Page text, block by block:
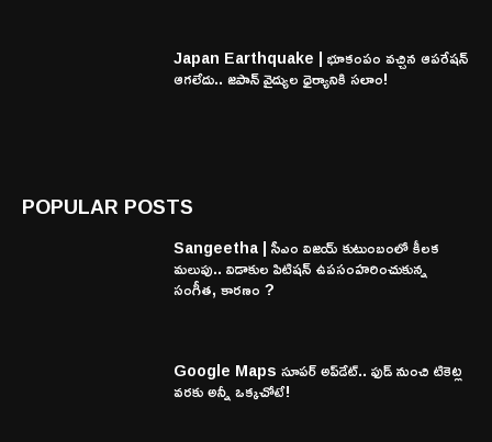
Japan Earthquake | భూకంపం వచ్చిన ఆపరేషన్
ఆగలేదు.. జపాన్ వైద్యుల ధైర్యానికి సలాం!
POPULAR POSTS
Sangeetha | సీఎం విజయ్ కుటుంబంలో కీలక
మలుపు.. విడాకుల పిటిషన్ ఉపసంహరించుకున్న
సంగీత, కారణం ?
Google Maps సూపర్ అప్‌డేట్.. ఫుడ్ నుంచి టికెట్ల
వరకు అన్నీ ఒక్కచోటే!